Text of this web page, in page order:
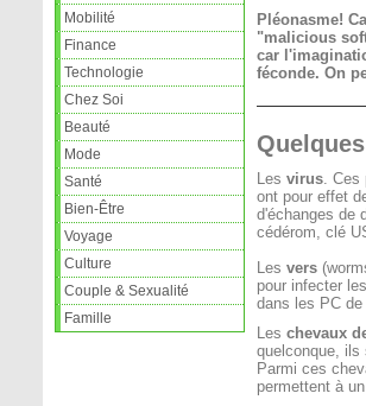
Mobilité
Finance
Technologie
Chez Soi
Beauté
Mode
Santé
Bien-Être
Voyage
Culture
Couple & Sexualité
Famille
Pléonasme!
"malicious
car
féconde. On
Les virus. Ces
ont pour effet
d'échanges de
cédérom, clé
Les vers
pour infecter
dans les PC
Les chevaux
quelconque, ils
Parmi ces
permettent à